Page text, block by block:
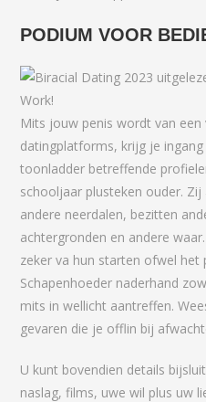
PODIUM VOOR
Mits jouw penis wordt van een
datingplatforms, krijg je
toonladder betreffende
schooljaar plusteken ouder.
andere neerdalen, bezitten
achtergronden en andere
zeker va hun starten ofwel het
Schapenhoeder naderhand
mits in wellicht aantreffen.
gevaren die je offlin bij
U kunt bovendien details
naslag, films, uwe wil plus uw